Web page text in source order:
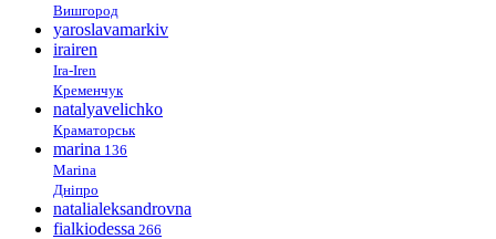
Вишгород
yaroslavamarkiv
irairen
Ira-Iren
Кременчук
natalyavelichko
Краматорськ
marina 136
Marina
Дніпро
natalialeksandrovna
fialkiodessa 266